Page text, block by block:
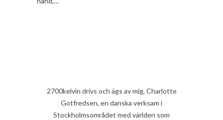
2700kelvin drivs och ägs av mig, Charlotte
Gotfredsen, en danska verksam i
Stockholmsområdet med världen som